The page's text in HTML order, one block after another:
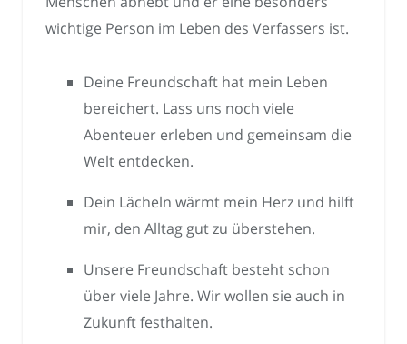
wichtige Person im Leben des Verfassers ist.
Deine Freundschaft hat mein Leben
bereichert. Lass uns noch viele
Abenteuer erleben und gemeinsam die
Welt entdecken.
Dein Lächeln wärmt mein Herz und hilft
mir, den Alltag gut zu überstehen.
Unsere Freundschaft besteht schon
über viele Jahre. Wir wollen sie auch in
Zukunft festhalten.